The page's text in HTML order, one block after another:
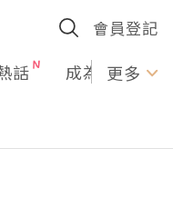
會員登記
話 成為U更多